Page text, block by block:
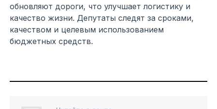
обновляют дороги, что улучшает логистику и
качество жизни. Депутаты следят за сроками,
качеством и целевым использованием
бюджетных средств.